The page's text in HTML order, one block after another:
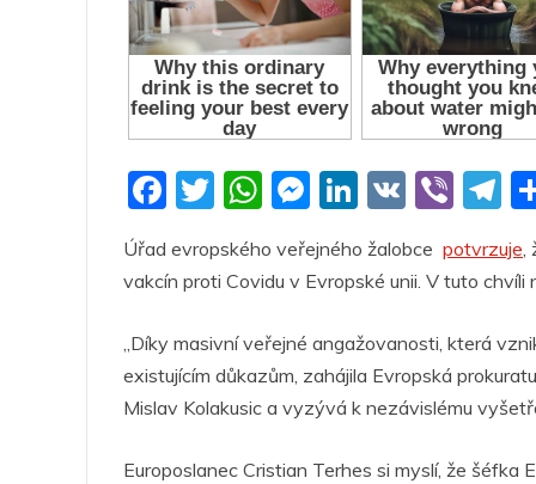
F
c
e
b
o
o
k
T
w
itt
W
at
A
p
p
M
ss
n
g
er
Li
n
k
dI
n
V
Vi
er
T
e
a
m
Úřad evropského veřejného žalobce potvrzuje,
vakcín proti Covidu v Evropské unii. V tuto
„Díky masivní veřejné angažovanosti, která
existujícím důkazům, zahájila Evropská
Mislav Kolakusic a vyzývá k nezávislému
Europoslanec Cristian Terhes si myslí, že šéfka